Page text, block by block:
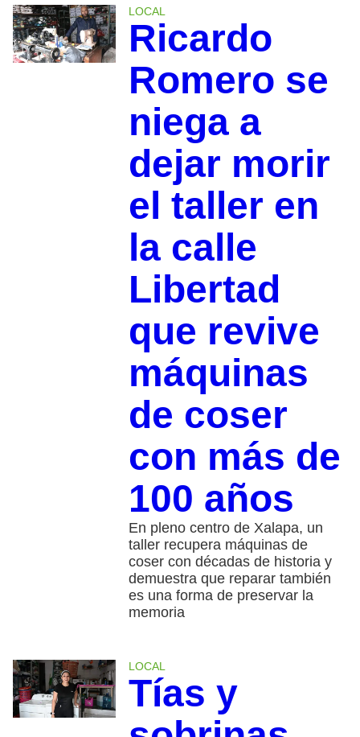
LOCAL
Ricardo
Romero se
niega a
dejar morir
el taller en
la calle
Libertad
que revive
máquinas
de coser
con más de
100 años
En pleno centro de Xalapa, un
taller recupera máquinas de
coser con décadas de historia y
demuestra que reparar también
es una forma de preservar la
memoria
LOCAL
Tías y